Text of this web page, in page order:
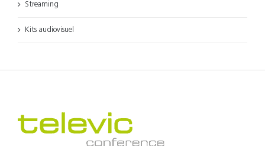
Streaming
Kits audiovisuel